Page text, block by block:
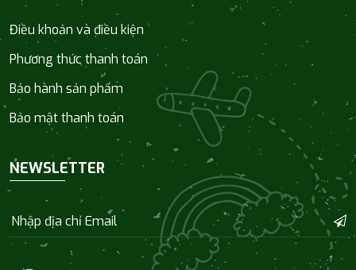
Điều khoản và điều kiện
Phương thức thanh toán
Bảo hành sản phẩm
Bảo mật thanh toán
NEWSLETTER